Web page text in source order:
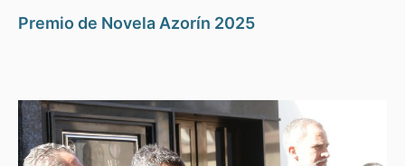
Premio de Novela Azorín 2025